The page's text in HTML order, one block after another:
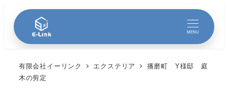
MENU
有限会社イーリンク エクステリア
播磨町 Y様邸 庭
木の剪定